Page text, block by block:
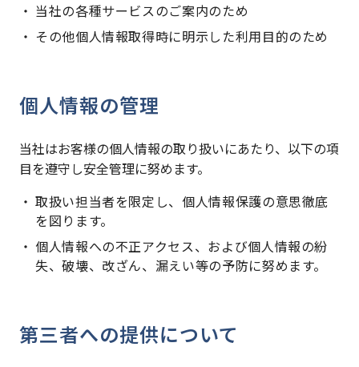
当社の各種サービスのご案内のため
その他個人情報取得時に明示した利用目的のため
個人情報の管理
当社はお客様の個人情報の取り扱いにあたり、以下の項
目を遵守し安全管理に努めます。
取扱い担当者を限定し、個人情報保護の意思徹底
を図ります。
個人情報への不正アクセス、および個人情報の紛
失、破壊、改ざん、漏えい等の予防に努めます。
第三者への提供について